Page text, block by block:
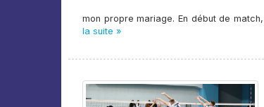
mon propre mariage. En début de
la suite »